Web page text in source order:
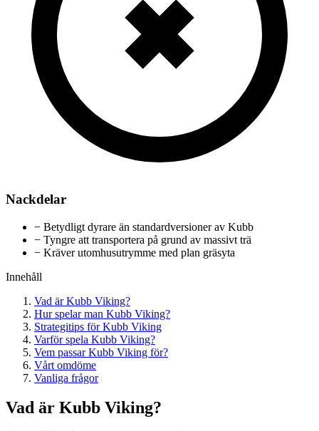
Nackdelar
− Betydligt dyrare än standardversioner av Kubb
− Tyngre att transportera på grund av massivt trä
− Kräver utomhusutrymme med plan gräsyta
Innehåll
Vad är Kubb Viking?
Hur spelar man Kubb Viking?
Strategitips för Kubb Viking
Varför spela Kubb Viking?
Vem passar Kubb Viking för?
Vårt omdöme
Vanliga frågor
Vad är Kubb Viking?